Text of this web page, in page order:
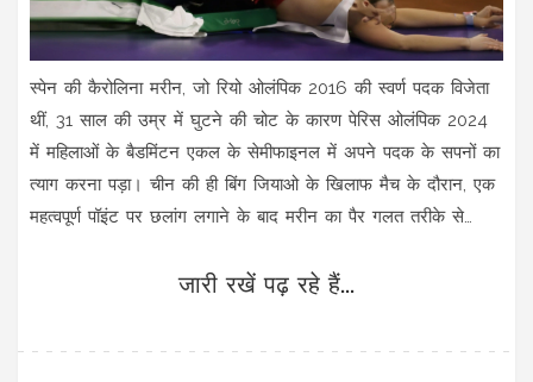
स्पेन की कैरोलिना मरीन, जो रियो ओलंपिक 2016 की स्वर्ण पदक विजेता
थीं, 31 साल की उम्र में घुटने की चोट के कारण पेरिस ओलंपिक 2024
में महिलाओं के बैडमिंटन एकल के सेमीफाइनल में अपने पदक के सपनों का
त्याग करना पड़ा। चीन की ही बिंग जियाओ के खिलाफ मैच के दौरान, एक
महत्वपूर्ण पॉइंट पर छलांग लगाने के बाद मरीन का पैर गलत तरीके से
जारी रखें पढ़ रहे हैं...